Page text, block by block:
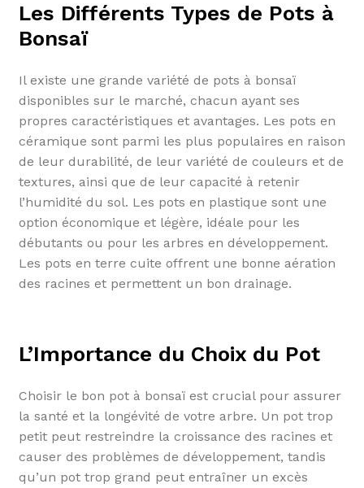
Les Différents Types de Pots à
Bonsaï
Il existe une grande variété de pots à bonsaï
disponibles sur le marché, chacun ayant ses
propres caractéristiques et avantages. Les pots en
céramique sont parmi les plus populaires en raison
de leur durabilité, de leur variété de couleurs et de
textures, ainsi que de leur capacité à retenir
l’humidité du sol. Les pots en plastique sont une
option économique et légère, idéale pour les
débutants ou pour les arbres en développement.
Les pots en terre cuite offrent une bonne aération
des racines et permettent un bon drainage.
L’Importance du Choix du Pot
Choisir le bon pot à bonsaï est crucial pour assurer
la santé et la longévité de votre arbre. Un pot trop
petit peut restreindre la croissance des racines et
causer des problèmes de développement, tandis
qu’un pot trop grand peut entraîner un excès